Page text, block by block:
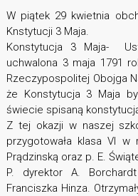
W piątek 29 kwietnia
Knstytucji 3 Maja.
Konstytucja 3 Maja-
uchwalona 3 maja 1791
Rzeczypospolitej Obojga
że Konstytucja 3 Maja
świecie spisaną
Z tej okazji w naszej
przygotowała klasa VI
Prądzinską oraz p. E.
P. dyrektor A.
Franciszka Hinza.